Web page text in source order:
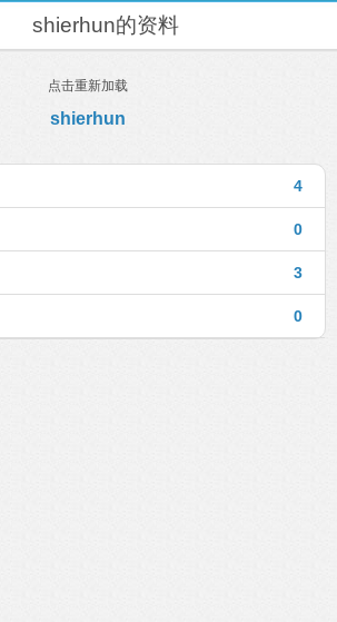
shierhun的资料
点击重新加载
shierhun
4
0
3
0